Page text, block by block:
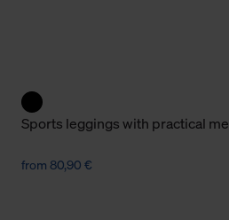
Sports leggings with practical
from 80,90 €